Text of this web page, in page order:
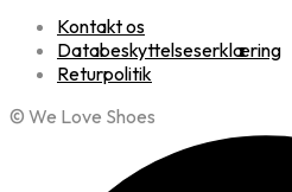
Kontakt os
Databeskyttelseserklæring
Returpolitik
© We Love Shoes